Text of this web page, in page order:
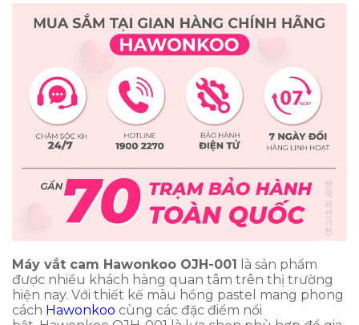
Máy vắt cam Hawonkoo OJH-001 là sản phẩm
được nhiều khách hàng quan tâm trên thị trường
hiện nay. Với thiết kế màu hồng pastel mang phong
cách Hawonkoo cùng các đặc điểm nổi